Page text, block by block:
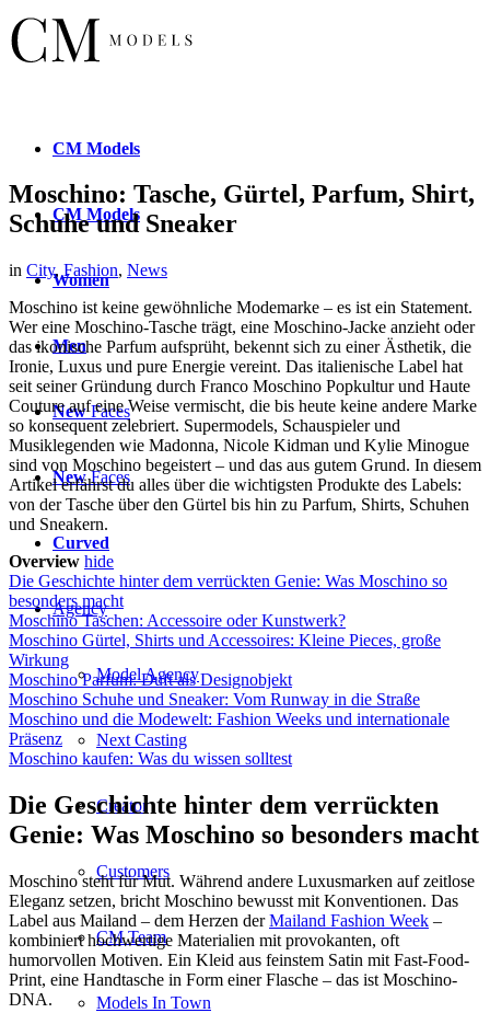
CM Models
CM Models
Women
Men
NewFaces
NewFaces
Curved
Agency
Model Agency
Next Casting
Creator
Customers
CM Team
Models In Town
Moschino: Tasche, Gürtel, Parfum, Shirt,
Schuhe und Sneaker
in City, Fashion, News
Moschino ist keine gewöhnliche Modemarke – es ist ein Statement.
Wer eine Moschino-Tasche trägt, eine Moschino-Jacke anzieht oder
das ikonische Parfum aufsprüht, bekennt sich zu einer Ästhetik, die
Ironie, Luxus und pure Energie vereint. Das italienische Label hat
seit seiner Gründung durch Franco Moschino Popkultur und Haute
Couture auf eine Weise vermischt, die bis heute keine andere Marke
so konsequent zelebriert. Supermodels, Schauspieler und
Musiklegenden wie Madonna, Nicole Kidman und Kylie Minogue
sind von Moschino begeistert – und das aus gutem Grund. In diesem
Artikel erfährst du alles über die wichtigsten Produkte des Labels:
von der Tasche über den Gürtel bis hin zu Parfum, Shirts, Schuhen
und Sneakern.
Overview hide
Die Geschichte hinter dem verrückten Genie: Was Moschino so
besonders macht
Moschino Taschen: Accessoire oder Kunstwerk?
Moschino Gürtel, Shirts und Accessoires: Kleine Pieces, große
Wirkung
Moschino Parfum: Duft als Designobjekt
Moschino Schuhe und Sneaker: Vom Runway in die Straße
Moschino und die Modewelt: Fashion Weeks und internationale
Präsenz
Moschino kaufen: Was du wissen solltest
Die Geschichte hinter dem verrückten
Genie: Was Moschino so besonders macht
Moschino steht für Mut. Während andere Luxusmarken auf zeitlose
Eleganz setzen, bricht Moschino bewusst mit Konventionen. Das
Label aus Mailand – dem Herzen derMailand Fashion Week –
kombiniert hochwertige Materialien mit provokanten, oft
humorvollen Motiven. Ein Kleid aus feinstem Satin mit Fast-Food-
Print, eine Handtasche in Form einer Flasche – das ist Moschino-
DNA.